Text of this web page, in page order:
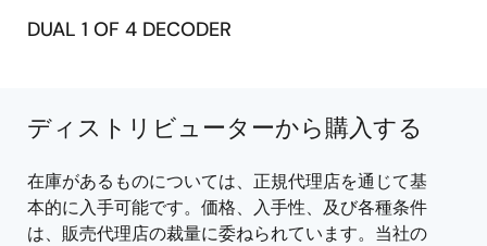
DUAL 1 OF 4 DECODER
ディストリビューターから購入する
在庫があるものについては、正規代理店を通じて基
本的に入手可能です。価格、入手性、及び各種条件
は、販売代理店の裁量に委ねられています。当社の